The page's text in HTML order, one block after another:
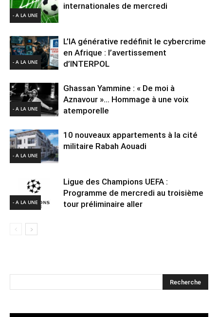
- A LA UNE
internationales de mercredi
- A LA UNE
L’IA générative redéfinit le cybercrime
en Afrique : l’avertissement
d’INTERPOL
- A LA UNE
Ghassan Yammine : « De moi à
Aznavour »… Hommage à une voix
atemporelle
- A LA UNE
10 nouveaux appartements à la cité
militaire Rabah Aouadi
- A LA UNE
Ligue des Champions UEFA :
Programme de mercredi au troisième
tour préliminaire aller